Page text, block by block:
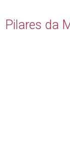
Pilares da